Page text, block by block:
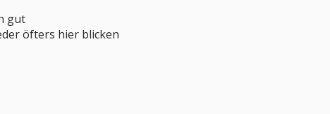
gut
öfters hier blicken